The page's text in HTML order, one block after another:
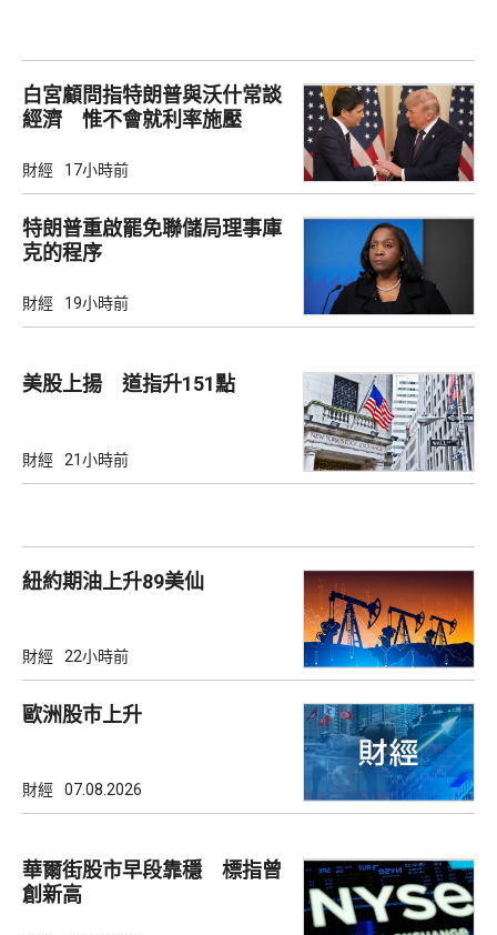
白宮顧問指特朗普與沃什常談
經濟 惟不會就利率施壓
財經 17小時前
特朗普重啟罷免聯儲局理事庫
克的程序
財經 19小時前
美股上揚 道指升151點
財經 21小時前
紐約期油上升89美仙
財經 22小時前
歐洲股巿上升
財經 07.08.2026
華爾街股市早段靠穩 標指曾
創新高